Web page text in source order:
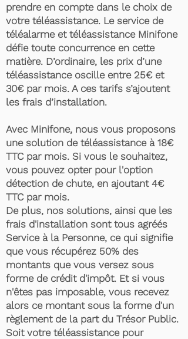
prendre en compte dans le choix de
votre téléassistance. Le service de
téléalarme et téléassistance Minifone
défie toute concurrence en cette
matière. D’ordinaire, les prix d’une
téléassistance oscille entre 25€ et
30€ par mois. A ces tarifs s’ajoutent
les frais d’installation.
Avec Minifone, nous vous proposons
une solution de téléassistance à 18€
TTC par mois. Si vous le souhaitez,
vous pouvez opter pour l'option
détection de chute, en ajoutant 4€
TTC par mois.
De plus, nos solutions, ainsi que les
frais d'installation sont tous agréés
Service à la Personne, ce qui signifie
que vous récupérez 50% des
montants que vous versez sous
forme de crédit d'impôt. Et si vous
n'êtes pas imposable, vous recevez
alors ce montant sous la forme d'un
règlement de la part du Trésor Public.
Soit votre téléassistance pour